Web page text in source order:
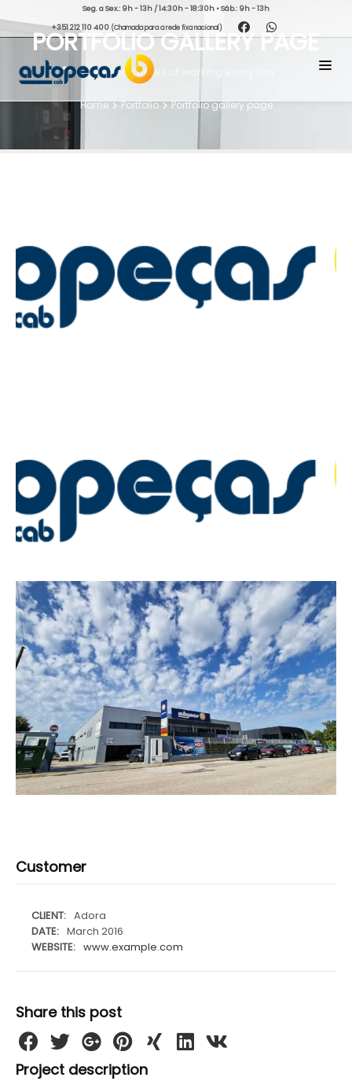
Seg. a Sex.: 9h - 13h / 14:30h - 18:30h • Sáb.: 9h - 13h
+351 212 110 400 (Chamada para a rede fixa nacional)
PORTFOLIO GALLERY PAGE
Inspiration comes of working every day.
Home Portfolio Portfolio gallery page
Customer
CLIENT: Adora
DATE: March 2016
WEBSITE: www.example.com
Share this post
Project description